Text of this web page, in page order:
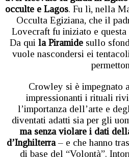
occulte e Lagos. Fu lì, nella
Occulta Egiziana, che il
Lovecraft fu iniziato e questa
Da qui la Piramide sullo
vuole nascondersi ei
Crowley si è impegnato
impressionanti i rituali
l’importanza dell’arte e
diventati adatti sia per gli
ma senza violare i dati
d’Inghilterra– e che hanno
di base del “Volontà”.